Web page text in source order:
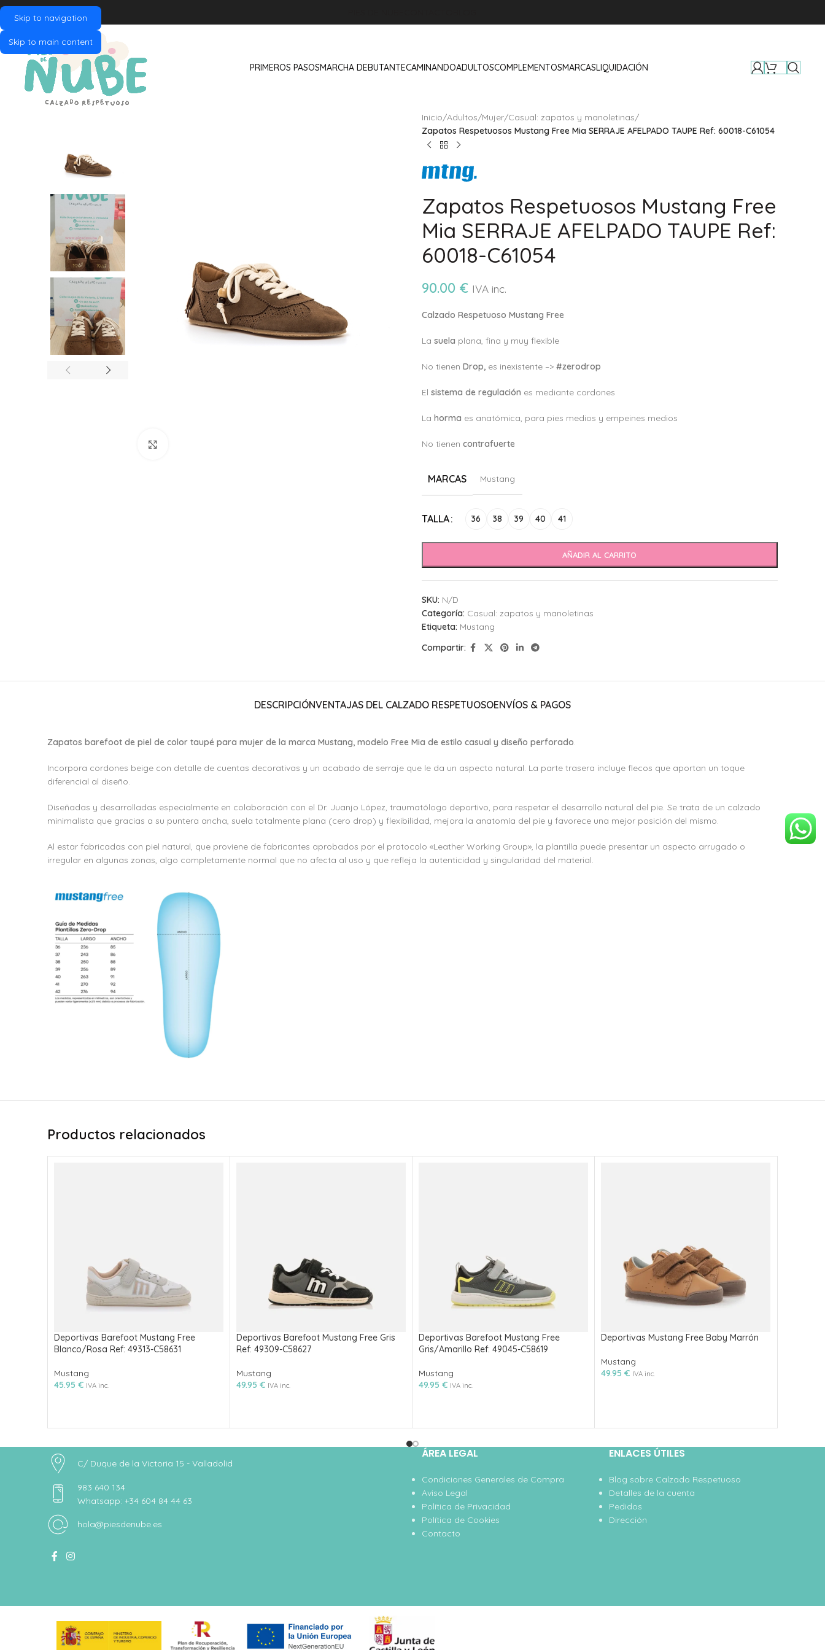
Skip to navigation
Skip to main content
PRIMEROS PASOSMARCHA DEBUTANTECAMINANDOADULTOSCOMPLEMENTOSMARCASLIQUIDACIÓN
Inicio/Adultos/Mujer/Casual: zapatos y manoletinas/
Zapatos Respetuosos Mustang Free Mia SERRAJE AFELPADO TAUPE Ref: 60018-C61054
Zapatos Respetuosos Mustang Free
Mia SERRAJE AFELPADO TAUPE Ref:
60018-C61054
90.00 € IVA inc.
Calzado Respetuoso Mustang Free
La suela plana, fina y muy flexible
No tienen Drop, es inexistente –> #zerodrop
El sistema de regulación es mediante cordones
La horma es anatómica, para pies medios y empeines medios
No tienen contrafuerte
MARCAS Mustang
TALLA 36 38 39 40 41
AÑADIR AL CARRITO
Alternative:
SKU: N/D
Categoría: Casual: zapatos y manoletinas
Etiqueta: Mustang
Compartir:
DESCRIPCIÓNVENTAJAS DEL CALZADO RESPETUOSOENVÍOS & PAGOS
Zapatos barefoot de piel de color taupé para mujer de la marca Mustang, modelo Free Mia de estilo casual y diseño perforado.
Incorpora cordones beige con detalle de cuentas decorativas y un acabado de serraje que le da un aspecto natural. La parte trasera incluye flecos que aportan un toque
diferencial al diseño.
Diseñadas y desarrolladas especialmente en colaboración con el Dr. Juanjo López, traumatólogo deportivo, para respetar el desarrollo natural del pie. Se trata de un calzado
minimalista que gracias a su puntera ancha, suela totalmente plana (cero drop) y flexibilidad, mejora la anatomía del pie y favorece una mejor posición del mismo.
Al estar fabricadas con piel natural, que proviene de fabricantes aprobados por el protocolo «Leather Working Group», la plantilla puede presentar un aspecto arrugado o
irregular en algunas zonas, algo completamente normal que no afecta al uso y que refleja la autenticidad y singularidad del material.
Productos relacionados
Deportivas Barefoot Mustang Free
Blanco/Rosa Ref: 49313-C58631
Mustang
45.95 € IVA inc.
Deportivas Barefoot Mustang Free Gris
Ref: 49309-C58627
Mustang
49.95 € IVA inc.
Deportivas Barefoot Mustang Free
Gris/Amarillo Ref: 49045-C58619
Mustang
49.95 € IVA inc.
Deportivas Mustang Free Baby Marrón
Mustang
49.95 € IVA inc.
C/ Duque de la Victoria 15 - Valladolid
983 640 134
Whatsapp: +34 604 84 44 63
hola@piesdenube.es
ÁREA LEGAL
Condiciones Generales de Compra
Aviso Legal
Política de Privacidad
Política de Cookies
Contacto
ENLACES ÚTILES
Blog sobre Calzado Respetuoso
Detalles de la cuenta
Pedidos
Dirección